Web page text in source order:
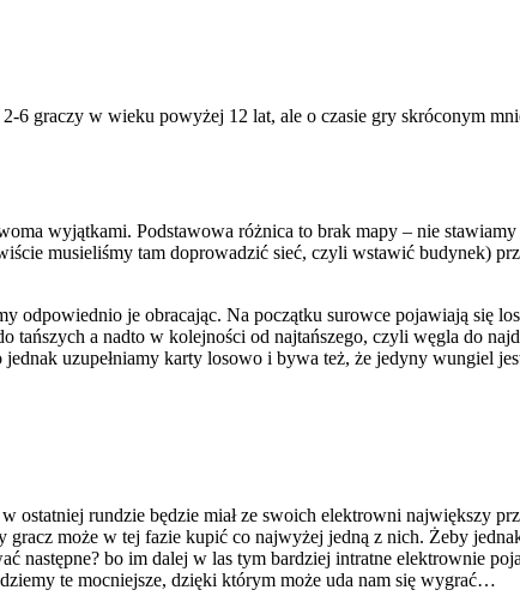
6 graczy w wieku powyżej 12 lat, ale o czasie gry skróconym
wyjątkami. Podstawowa różnica to brak mapy – nie
musieliśmy tam doprowadzić sieć, czyli wstawić budynek)
odpowiednio je obracając. Na początku surowce pojawiają się
tańszych a nadto w kolejności od najtańszego, czyli węgla do
uzupełniamy karty losowo i bywa też, że jedyny wungiel
rundzie będzie miał ze swoich elektrowni największy
może w tej fazie kupić co najwyżej jedną z nich. Żeby
następne? bo im dalej w las tym bardziej intratne elektrownie
te mocniejsze, dzięki którym może uda nam się wygrać…